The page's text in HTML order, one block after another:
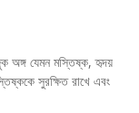
অঙ্গ যেমন মস্তিষ্ক, হৃদয়
সুরক্ষিত রাখে এবং